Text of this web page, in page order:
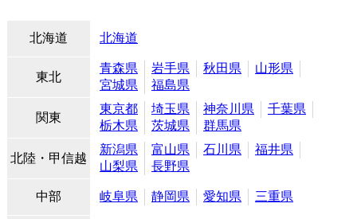
北海道 北海道
東北
青森県 岩手県 秋田県
山形県
宮城県
福島県
関東
東京都 埼玉県 神奈川県
千葉県
栃木県
茨城県 群馬県
北陸・甲信越
新潟県 富山県 石川県
福井県
山梨県
長野県
中部 岐阜県 静岡県 愛知県 三重県